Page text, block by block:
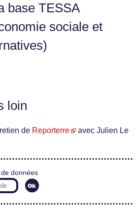
base TESSA
sociale et
loin
de Reporterre
avec Julien Le
données